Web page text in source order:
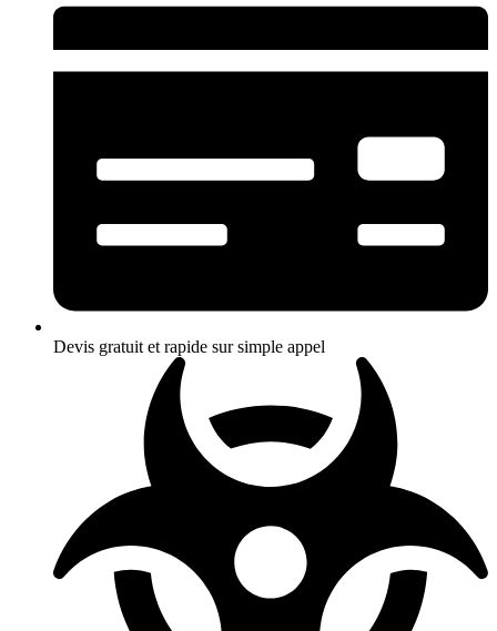
Devis gratuit et rapide sur simple appel